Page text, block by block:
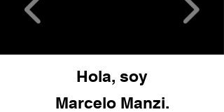
Hola, soy
Marcelo Manzi.